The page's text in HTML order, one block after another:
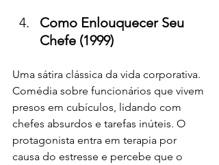
Como Enlouquecer Seu
Chefe (1999)
Uma sátira clássica da vida corporativa.
Comédia sobre funcionários que vivem
presos em cubículos, lidando com
chefes absurdos e tarefas inúteis. O
protagonista entra em terapia por
causa do estresse e percebe que o